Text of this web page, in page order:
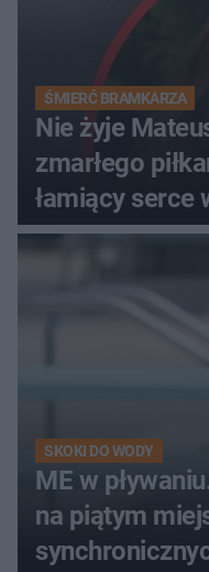
ŚMIERĆ BRAMKARZA
Nie żyje
zmarłego
łamiący serce
SKOKI DO WODY
ME w
na piątym